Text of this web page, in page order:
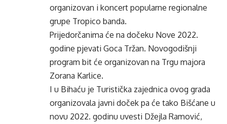
organizovan i koncert popularne regionalne
grupe Tropico banda.
Prijedorčanima će na dočeku Nove 2022.
godine pjevati Goca Tržan. Novogodišnji
program bit će organizovan na Trgu majora
Zorana Karlice.
I u Bihaću je Turistička zajednica ovog grada
organizovala javni doček pa će tako Bišćane u
novu 2022. godinu uvesti Džejla Ramović,